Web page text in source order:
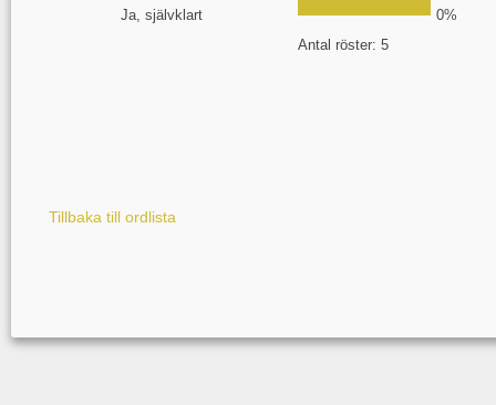
Ja, självklart
0%
Antal röster: 5
Tillbaka till ordlista